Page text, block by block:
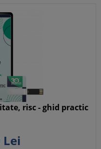
risc - ghid practic
Lei